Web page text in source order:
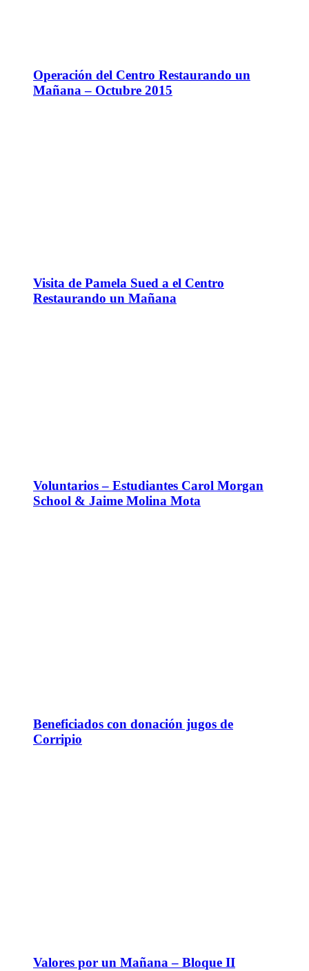
Operación del Centro Restaurando un
Mañana – Octubre 2015
Visita de Pamela Sued a el Centro
Restaurando un Mañana
Voluntarios – Estudiantes Carol Morgan
School & Jaime Molina Mota
Beneficiados con donación jugos de
Corripio
Valores por un Mañana – Bloque II